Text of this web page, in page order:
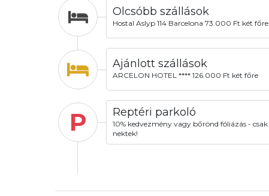
Olcsóbb szállások
Hostal Aslyp 114 Barcelona 73.000 Ft két főre
Ajánlott szállások
ARCELON HOTEL **** 126.000 Ft két főre
P Reptéri parkoló
10% kedvezmény vagy bőrönd fóliázás - csak
nektek!